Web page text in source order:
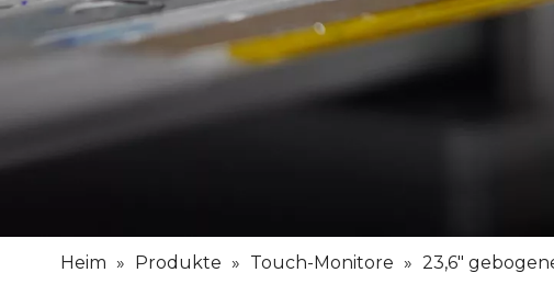
Heim » Produkte » Touch-Monitore » 23,6″